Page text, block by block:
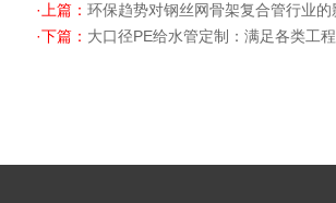
·上篇： 环保趋势对钢丝网骨架复合管行业的
·下篇： 大口径PE给水管定制：满足各类工